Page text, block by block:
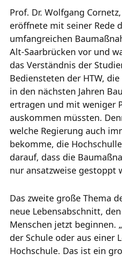
Prof. Dr. Wolfgang
eröffnete mit seiner Rede
umfangreichen
Alt-Saarbrücken vor und
das Verständnis der
Bediensteten der HTW,
in den nächsten Jahren
ertragen und mit weniger
auskommen müssten.
welche Regierung auch
bekomme, die
darauf, dass die
nur ansatzweise gestoppt
Das zweite große Thema
neue Lebensabschnitt,
Menschen jetzt beginnen.
der Schule oder aus einer
Hochschule. Das ist ein